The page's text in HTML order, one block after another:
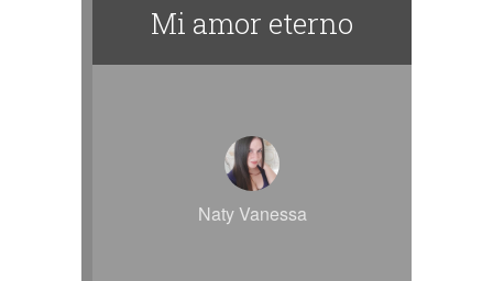
Mi amor eterno
Naty Vanessa